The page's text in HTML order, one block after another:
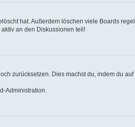
hat. Außerdem löschen viele Boards
an den Diskussionen teil!
zurücksetzen. Dies machst du, indem du
Administration.